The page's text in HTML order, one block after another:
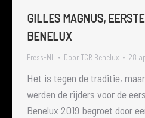
GILLES MAGNUS,
BENELUX
Press-NL Door TCR Benelux 28
Het is tegen de traditie,
werden de rijders voor de
Benelux 2019 begroet door